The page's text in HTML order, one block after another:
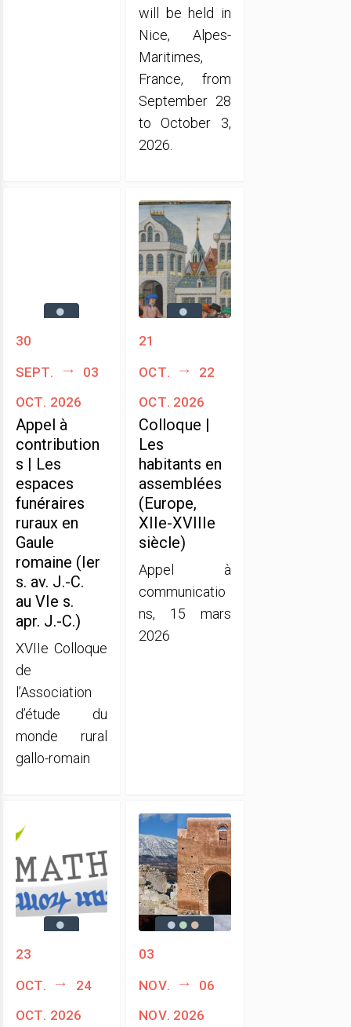
will be held in
Nice, Alpes-
Maritimes,
France, from
September 28
to October 3,
2026.
30
sept.
03
oct. 2026
Appel à
contribution
s | Les
espaces
funéraires
ruraux en
Gaule
romaine (Ier
s. av. J.-C.
au VIe s.
apr. J.-C.)
XVIIe Colloque
de
l’Association
d’étude du
monde rural
gallo-romain
21
oct.
22
oct. 2026
Colloque |
Les
habitants en
assemblées
(Europe,
XIIe-XVIIIe
siècle)
Appel à
communicatio
ns, 15 mars
2026
23
oct.
24
oct. 2026
03
nov.
06
nov. 2026